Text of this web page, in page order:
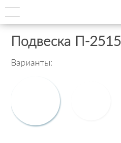
Подвеска П-2515
Варианты: